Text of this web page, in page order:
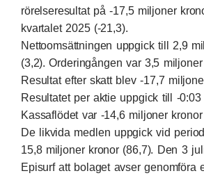
rörelseresultat på -17,5 miljoner
kvartalet 2025 (-21,3).
Nettoomsättningen uppgick till 2,9
(3,2). Orderingången var 3,5
Resultat efter skatt blev -17,7
Resultatet per aktie uppgick till -0:03
Kassaflödet var -14,6 miljoner kronor
De likvida medlen uppgick vid
15,8 miljoner kronor (86,7). Den 3
Episurf att bolaget avser genomföra